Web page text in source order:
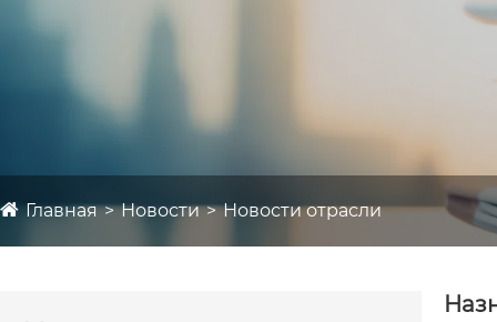
Главная Новости Новости отрасли